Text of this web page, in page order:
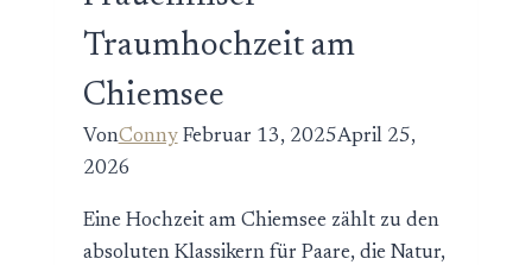
Traumhochzeit am
Chiemsee
VonConny Februar 13, 2025April 25,
2026
Eine Hochzeit am Chiemsee zählt zu den
absoluten Klassikern für Paare, die Natur,